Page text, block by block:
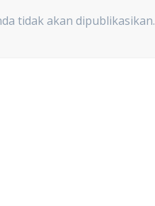
tidak akan dipublikasikan.